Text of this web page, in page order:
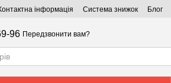
Контактна інформація Система знижок Блог
96 Передзвонити вам?